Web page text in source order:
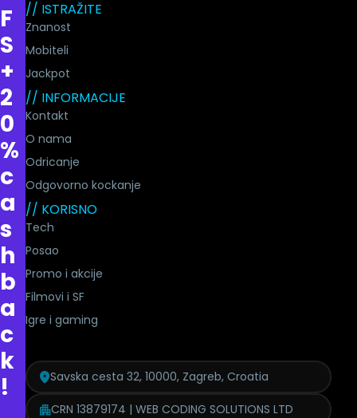
F
S
+
2
0
%
c
a
s
h
b
a
c
k
!
// ISTRAŽITE
Znanost
Mobiteli
Jackpot
// INFORMACIJE
Kontakt
O nama
Odricanje
Odgovorno kockanje
// KORISNO
Tech
Posao
Promo i akcije
Filmovi i SF
Igre i gaming
Savska cesta 32, 10000, Zagreb, Croatia
CRN 13879174 | WEB CODING SOLUTIONS LTD